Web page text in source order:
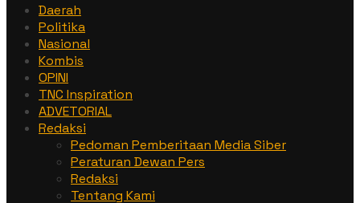
Daerah
Politika
Nasional
Kombis
OPINI
TNC Inspiration
ADVETORIAL
Redaksi
Pedoman Pemberitaan Media Siber
Peraturan Dewan Pers
Redaksi
Tentang Kami